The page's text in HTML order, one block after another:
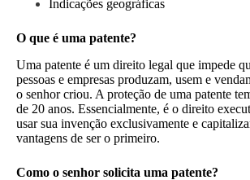
Indicações geográficas
O que é uma patente?
Uma patente é um direito legal que impede
pessoas e empresas produzam, usem e
o senhor criou. A proteção de uma patente
de 20 anos. Essencialmente, é o direito
usar sua invenção exclusivamente e
vantagens de ser o primeiro.
Como o senhor solicita uma patente?